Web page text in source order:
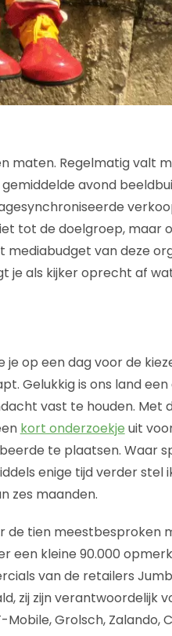
maten. Regelmatig valt
avond
tot de doelgroep, maar
van deze
je als kijker oprecht af
je op een dag voor de
Gelukkig is ons land
vast te houden. Met
kort onderzoekje uit
te plaatsen. Waar
enige tijd verder stel
zes maanden.
de tien meestbesproken
een kleine 90.000
van de retailers
zij zijn verantwoordelijk
Grolsch, Zalando,